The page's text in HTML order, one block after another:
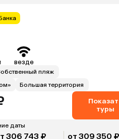
везде
пляж
Большая территория
туры
даты
306 743 ₽ от 309 350